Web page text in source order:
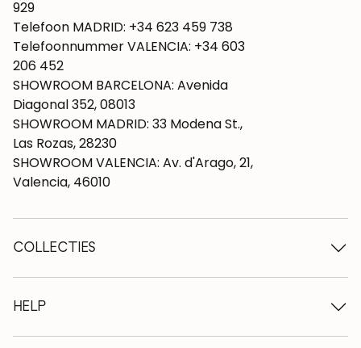
929
Telefoon MADRID: +34 623 459 738
Telefoonnummer VALENCIA: +34 603
206 452
SHOWROOM BARCELONA: Avenida
Diagonal 352, 08013
SHOWROOM MADRID: 33 Modena St.,
Las Rozas, 28230
SHOWROOM VALENCIA: Av. d'Arago, 21,
Valencia, 46010
COLLECTIES
Houten tafels
Uitschuifbare tafels
Houten stoelen
HELP
Wie we zijn